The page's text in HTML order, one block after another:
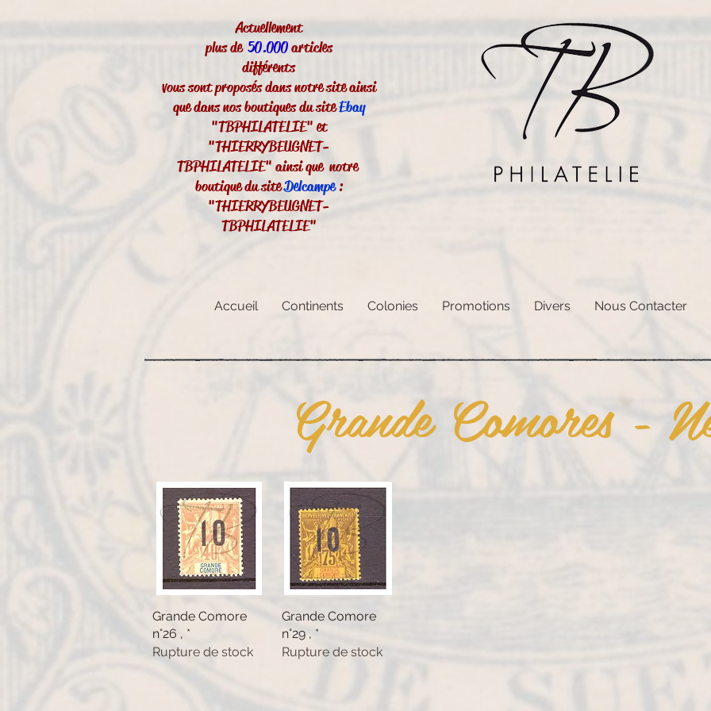
Actuellement
plus de50.000articles
différents
vous sont proposés dans notre site ainsi
que dans nos boutiques du siteEbay
"TBPHILATELIE" et
"THIERRYBEUGNET-
TBPHILATELIE" ainsi que notre
boutique du siteDelcampe:
"THIERRYBEUGNET-
TBPHILATELIE"
Accueil Continents Colonies Promotions Divers Nous Contacter
Grande Comores -
Aperçu rapide
Grande Comore
n°26 , *
Rupture de stock
Aperçu rapide
Grande Comore
n°29 , *
Rupture de stock